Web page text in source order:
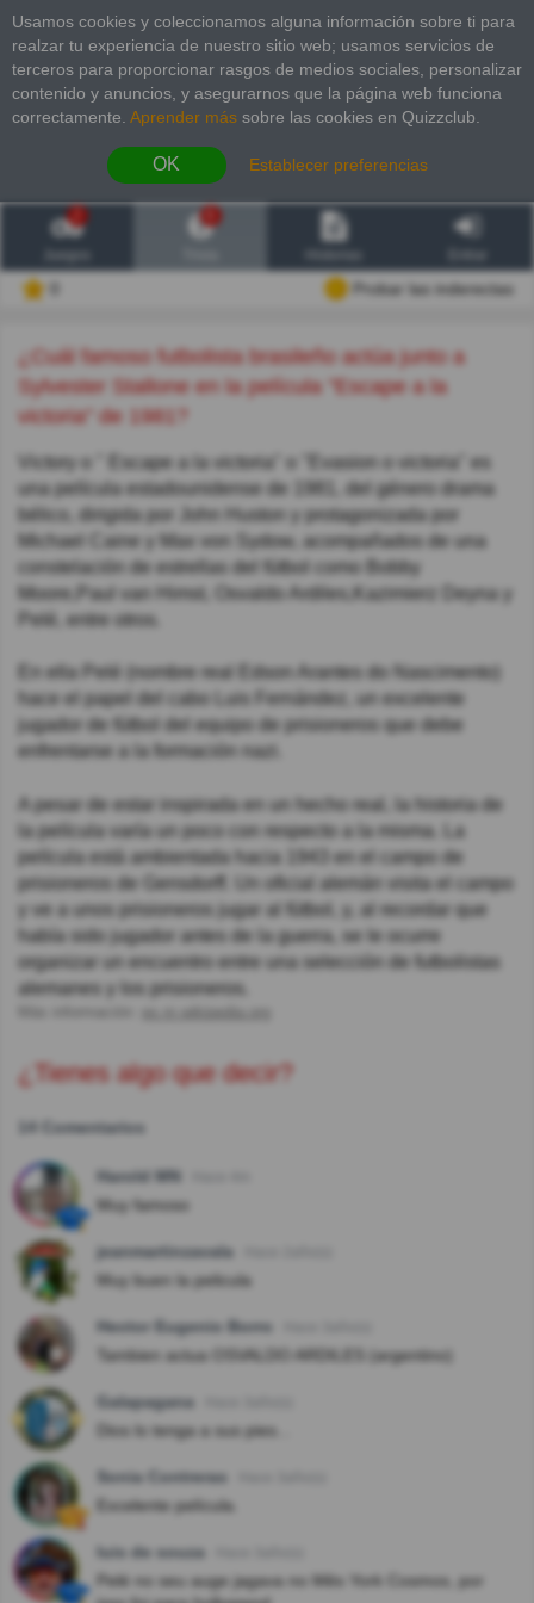
Usamos cookies y coleccionamos alguna información sobre ti para
realzar tu experiencia de nuestro sitio web; usamos servicios de
terceros para proporcionar rasgos de medios sociales, personalizar
contenido y anuncios, y asegurarnos que la página web funciona
correctamente. Aprender más sobre las cookies en Quizzclub.
OK Establecer preferencias
2
Probar las inderectas
¿Cuál famoso futbolista brasileño actúa junto a
Sylvester Stallone en la película "Escape a la
victoria" de 1981?
Victory o " Escape a la victoria" o "Evasion o victoria" es
una película estadounidense de 1981, del género drama
bélico, dirigida por John Huston y protagonizada por
Michael Caine y Max von Sydow, acompañados de una
constelación de estrellas del fútbol como Bobby
Moore,Paul van Himst, Osvaldo Ardiles,Kazimierz Deyna y
Pelé, entre otros.
En ella Pelé (nombre real Edson Arantes do Nascimento)
hace el papel del cabo Luis Fernández, un excelente
jugador de fútbol del equipo de prisioneros que debe
enfrentarse a la formación nazi.
A pesar de estar inspirada en un hecho real, la historia de
la película varía un poco con respecto a la misma. La
película está ambientada hacia 1943 en el campo de
prisioneros de Gensdorff. Un oficial alemán visita el campo
y ve a unos prisioneros jugar al fútbol, y, al recordar que
había sido jugador antes de la guerra, se le ocurre
organizar un encuentro entre una selección de futbolistas
alemanes y los prisioneros.
es.m.wikipedia.org
¿Tienes algo que decir?
14 Comentarios
Harold MN
Muy famoso
jeanmartinzavala
Muy buen la pelicula
Hector Eugenio Borro
Tambien actua OSVALDO ARDILES (argentino)
Galapagana
Dios lo tenga a sus pies...
Sonia Contreras
Excelente película.
luis de souza
Pelé no seu auge jagava no Mês York Cosmos, por